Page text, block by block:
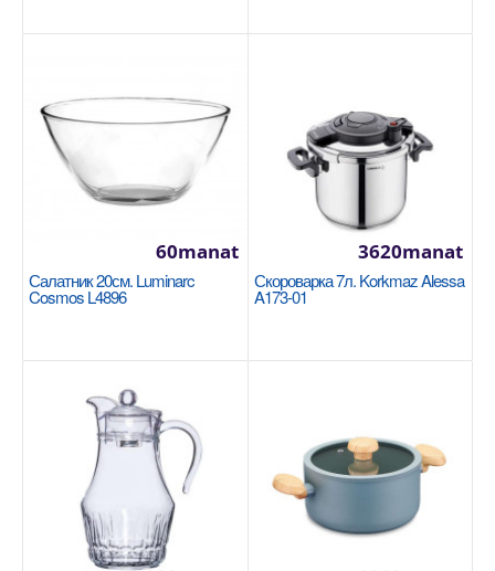
KORKMAZ
200manat
Availability
Добавь в сравнения
В избранные
Салатник 20см. Luminarc
Cosmos L4896
60manat
Скороварка 7л. Korkmaz Alessa
A173-01
3620manat